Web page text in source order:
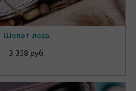
Шепот леса
3 358 руб.